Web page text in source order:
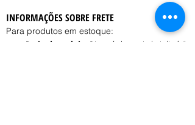
INFORMAÇÕES SOBRE FRETE
Para produtos em estoque:
Retirada na loja:
Disponível a partir de 1 dia útil